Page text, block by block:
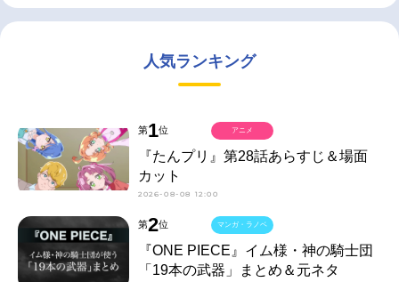
人気ランキング
第1位
『たんプリ』第28話あらすじ＆場面
カット
2026-08-08 12:00
アニメ
第2位
『ONE PIECE』イム様・神の騎士団
「19本の武器」まとめ＆元ネタ
マンガ・ラノベ